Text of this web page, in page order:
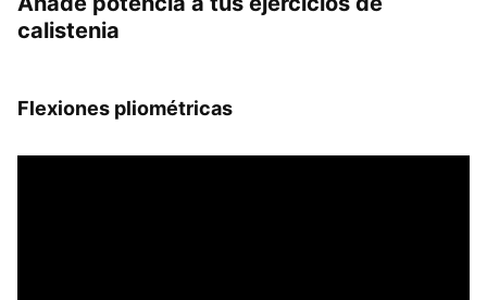
calistenia
Flexiones pliométricas